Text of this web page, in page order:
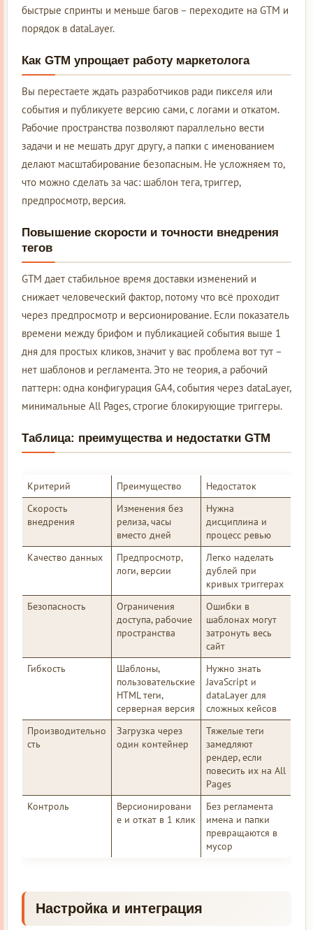
быстрые спринты и меньше багов – переходите на GTM и
порядок в dataLayer.
Как GTM упрощает работу маркетолога
Вы перестаете ждать разработчиков ради пикселя или
события и публикуете версию сами, с логами и откатом.
Рабочие пространства позволяют параллельно вести
задачи и не мешать друг другу, а папки с именованием
делают масштабирование безопасным. Не усложняем то,
что можно сделать за час: шаблон тега, триггер,
предпросмотр, версия.
Повышение скорости и точности внедрения
тегов
GTM дает стабильное время доставки изменений и
снижает человеческий фактор, потому что всё проходит
через предпросмотр и версионирование. Если показатель
времени между брифом и публикацией события выше 1
дня для простых кликов, значит у вас проблема вот тут –
нет шаблонов и регламента. Это не теория, а рабочий
паттерн: одна конфигурация GA4, события через dataLayer,
минимальные All Pages, строгие блокирующие триггеры.
Таблица: преимущества и недостатки GTM
Критерий Преимущество
Недостаток
Скорость
внедрения
Изменения без
релиза, часы
вместо дней
Нужна
дисциплина и
процесс ревью
Качество данных
Предпросмотр,
логи, версии
Легко наделать
дублей при
кривых триггерах
Безопасность
Ограничения
доступа, рабочие
пространства
Ошибки в
шаблонах могут
затронуть весь
сайт
Гибкость
Шаблоны,
пользовательские
HTML теги,
серверная версия
Нужно знать
JavaScript и
dataLayer для
сложных кейсов
Производительно
сть
Загрузка через
один контейнер
Тяжелые теги
замедляют
рендер, если
повесить их на All
Pages
Контроль
Версионировани
е и откат в 1 клик
Без регламента
имена и папки
превращаются в
мусор
Настройка и интеграция